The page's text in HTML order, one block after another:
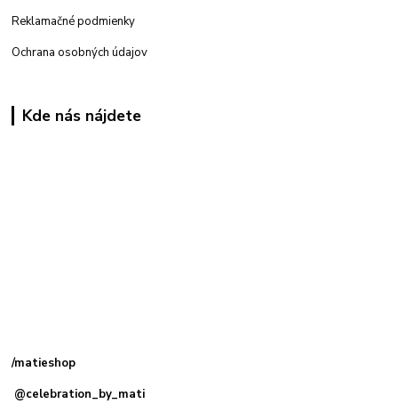
Reklamačné podmienky
Ochrana osobných údajov
Kde nás nájdete
/matieshop
@celebration_by_mati